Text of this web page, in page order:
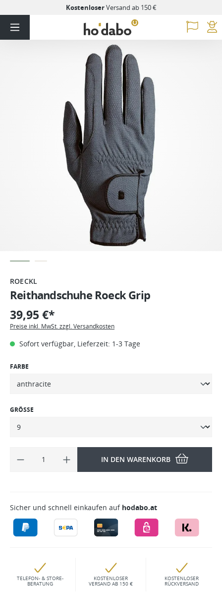
KostenloserVersand ab 150 €
ROECKL
Reithandschuhe Roeck Grip
39,95 €*
Preise inkl. MwSt. zzgl. Versandkosten
Sofort verfügbar, Lieferzeit: 1-3 Tage
FARBE
GRÖSSE
IN DEN WARENKORB
Sicher und schnell einkaufen auf hodabo.at
TELEFON- & STORE-
BERATUNG
KOSTENLOSER
VERSAND AB 150 €
KOSTENLOSER
RÜCKVERSAND